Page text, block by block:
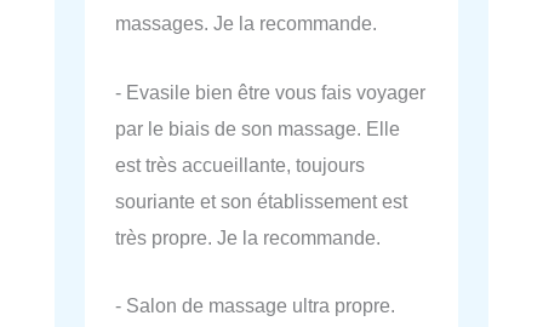
massages. Je la recommande.
- Evasile bien être vous fais voyager
par le biais de son massage. Elle
est très accueillante, toujours
souriante et son établissement est
très propre. Je la recommande.
- Salon de massage ultra propre.